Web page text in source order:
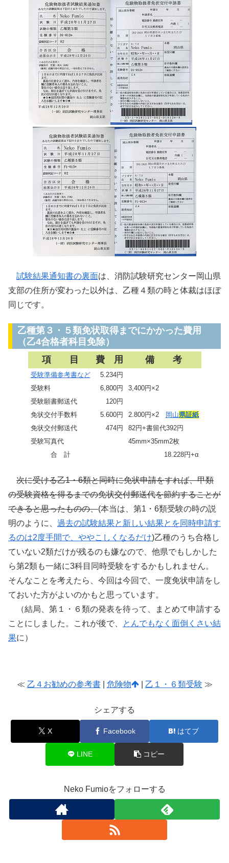
試験結果通知書の裏面は、消防試験研究センター岡山県
支部の住所が変わった以外は、乙種４類の時と体裁はほぼ
同じです。
乙種第３・５類免状取得までにかかった費用
（乙4合格者科目免除）
項 目
費 用 備 考
受験準備参考書など
5.234円
受験料
6,800円
3,400円×2
受験願書郵送代
120円
免状交付手数料
5.600円 2.800円×2 岡山県証紙
免状交付郵送代
474円
82円+書留代392円
受験写真代
45mm×35mm2枚
合 計
18.228円+α
次に受ける乙1・6類と同時に免状申請をすれば、甲類
の受験資格を得るまでの免状交付郵送代を節約することが
できると思ったものの、(本当は、第1・6類受験の時の説
明のように、 過去の試験結果と新しい結果とを同時申請す
るのは2度手間で、ややこしくなるだけ)乙種のうち合格し
ていない2類だけが残るのも嫌なので、他県でもしかした
ら第2類も一緒に3科目同時受験をするかもしれません。
そんなことを考えたら、今回は今回で、一度免状申請をし
ておいた方がよいのかもと思っています。
（結局、第１・６類の発表を待って、まとめて申請する
ことにしました。これが後で、
とんでもなく面倒くさい結
果に）
≪ 乙４お勧めの参考書| 危険物 | 乙１・６類受験 ≫
シェアする
X Facebook はてブ
LINE コピー
Neko Fumioをフォローする